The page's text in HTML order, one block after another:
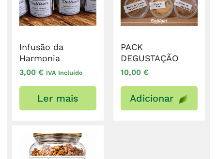
Infusão da
Harmonia
3,00 € IVA Incluído
Ler mais
PACK
DEGUSTAÇÃO
10,00 €
Adicionar